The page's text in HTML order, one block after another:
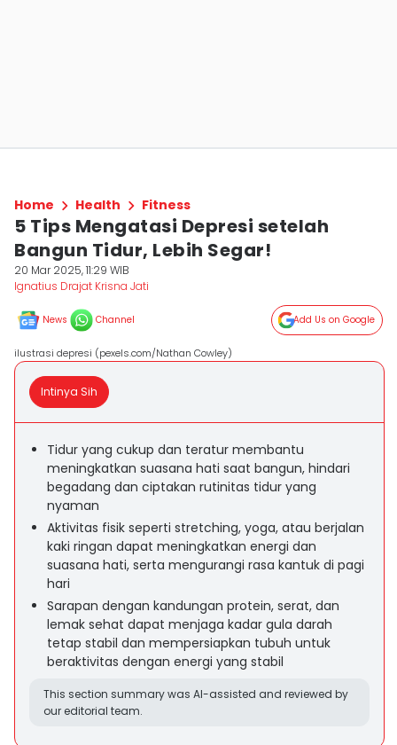
Home Health Fitness
5 Tips Mengatasi Depresi setelah
Bangun Tidur, Lebih Segar!
20 Mar 2025, 11:29 WIB
Ignatius Drajat Krisna Jati
News Channel Add Us on Google
ilustrasi depresi (pexels.com/Nathan Cowley)
Intinya Sih
Tidur yang cukup dan teratur membantu
meningkatkan suasana hati saat bangun, hindari
begadang dan ciptakan rutinitas tidur yang
nyaman
Aktivitas fisik seperti stretching, yoga, atau berjalan
kaki ringan dapat meningkatkan energi dan
suasana hati, serta mengurangi rasa kantuk di pagi
hari
Sarapan dengan kandungan protein, serat, dan
lemak sehat dapat menjaga kadar gula darah
tetap stabil dan mempersiapkan tubuh untuk
beraktivitas dengan energi yang stabil
This section summary was AI-assisted and reviewed by
our editorial team.